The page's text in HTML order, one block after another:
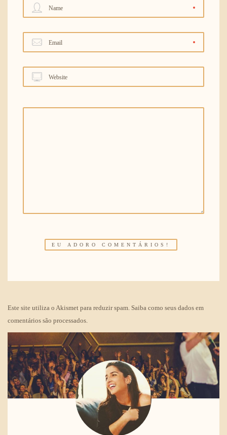
Name
Email
Website
Este site utiliza o Akismet para reduzir spam. Saiba como seus dados em
comentários são processados.